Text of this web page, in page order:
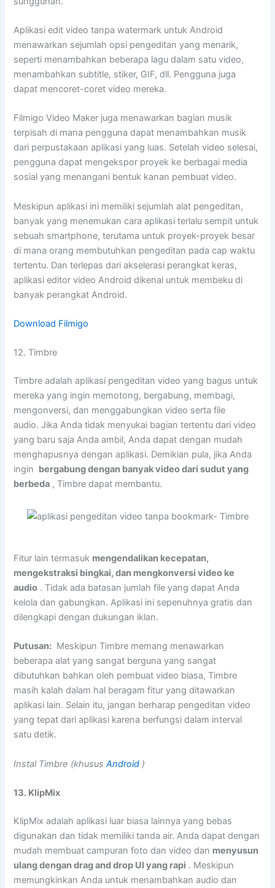
Aplikasi edit video tanpa watermark untuk Android
menawarkan sejumlah opsi pengeditan yang menarik,
seperti menambahkan beberapa lagu dalam satu video,
menambahkan subtitle, stiker, GIF, dll. Pengguna juga
dapat mencoret-coret video mereka.
Filmigo Video Maker juga menawarkan bagian musik
terpisah di mana pengguna dapat menambahkan musik
dari perpustakaan aplikasi yang luas. Setelah video selesai,
pengguna dapat mengekspor proyek ke berbagai media
sosial yang menangani bentuk kanan pembuat video.
Meskipun aplikasi ini memiliki sejumlah alat pengeditan,
banyak yang menemukan cara aplikasi terlalu sempit untuk
sebuah smartphone, terutama untuk proyek-proyek besar
di mana orang membutuhkan pengeditan pada cap waktu
tertentu. Dan terlepas dari akselerasi perangkat keras,
aplikasi editor video Android dikenal untuk membeku di
banyak perangkat Android.
Download Filmigo
12. Timbre
Timbre adalah aplikasi pengeditan video yang bagus untuk
mereka yang ingin memotong, bergabung, membagi,
mengonversi, dan menggabungkan video serta file
audio. Jika Anda tidak menyukai bagian tertentu dari video
yang baru saja Anda ambil, Anda dapat dengan mudah
menghapusnya dengan aplikasi. Demikian pula, jika Anda
ingin bergabung dengan banyak video dari sudut yang
berbeda , Timbre dapat membantu.
Fitur lain termasuk mengendalikan kecepatan,
mengekstraksi bingkai, dan mengkonversi video ke
audio . Tidak ada batasan jumlah file yang dapat Anda
kelola dan gabungkan. Aplikasi ini sepenuhnya gratis dan
dilengkapi dengan dukungan iklan.
Putusan: Meskipun Timbre memang menawarkan
beberapa alat yang sangat berguna yang sangat
dibutuhkan bahkan oleh pembuat video biasa, Timbre
masih kalah dalam hal beragam fitur yang ditawarkan
aplikasi lain. Selain itu, jangan berharap pengeditan video
yang tepat dari aplikasi karena berfungsi dalam interval
satu detik.
Instal Timbre (khususAndroid )
13. KlipMix
KlipMix adalah aplikasi luar biasa lainnya yang bebas
digunakan dan tidak memiliki tanda air. Anda dapat dengan
mudah membuat campuran foto dan video dan menyusun
ulang dengan drag and drop UI yang rapi . Meskipun
memungkinkan Anda untuk menambahkan audio dan